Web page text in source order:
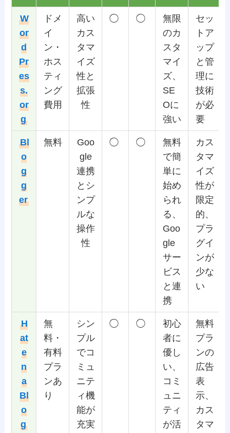
W
or
d
Pr
es
s.
or
g
ドメ
イ
ン・
ホス
ティ
ング
費用
高い
カス
タマ
イズ
性と
拡張
性
◯ ◯
無限
のカ
スタ
マイ
ズ、
SE
Oに
強い
セッ
トア
ップ
と管
理に
技術
が必
要
Bl
o
g
g
er
無料
Goo
gle
連携
とシ
ンプ
ルな
操作
性
◯ ◯
無料
で簡
単に
始め
られ
る、
Goo
gle
サー
ビス
と連
携
カス
タマ
イズ
性が
限定
的、
プラ
グイ
ンが
少な
い
H
at
e
n
a
Bl
o
g
無
料・
有料
プラ
ンあ
り
シン
プル
でコ
ミュ
ニテ
ィ機
能が
充実
◯ ◯
初心
者に
優し
い、
コミ
ュニ
ティ
が活
無料
プラ
ンの
広告
表
示、
カス
タマ